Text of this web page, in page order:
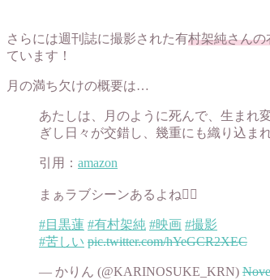
さらには週刊誌に撮影された有村架純さんの
ています！
月の満ち欠けの概要は…
あたしは、月のように死んで、生まれ
ぎし日々が交錯し、幾重にも織り込ま
引用： amazon
まぁラブシーンあるよね😵‍💫
#目黒蓮 #有村架純 #映画 #撮影
#苦しい pic.twitter.com/hYeGCR2XEC
— かりん (@KARINOSUKE_KRN)